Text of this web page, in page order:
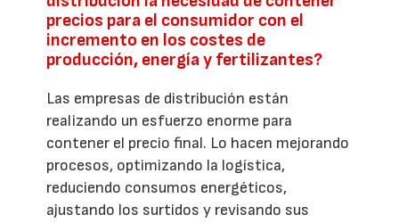
precios para el consumidor con el
incremento en los costes de
producción, energía y fertilizantes?
Las empresas de distribución están
realizando un esfuerzo enorme para
contener el precio final. Lo hacen mejorando
procesos, optimizando la logística,
reduciendo consumos energéticos,
ajustando los surtidos y revisando sus